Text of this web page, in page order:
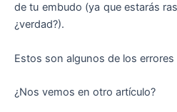
de tu embudo (ya que estarás
¿verdad?).
Estos son algunos de los
¿Nos vemos en otro artículo?